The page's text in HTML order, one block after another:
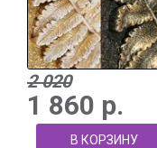
2 020
1 860 р.
В КОРЗИНУ